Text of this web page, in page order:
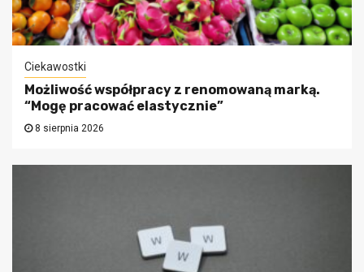
Ciekawostki
Możliwość współpracy z renomowaną marką.
“Mogę pracować elastycznie”
8 sierpnia 2026